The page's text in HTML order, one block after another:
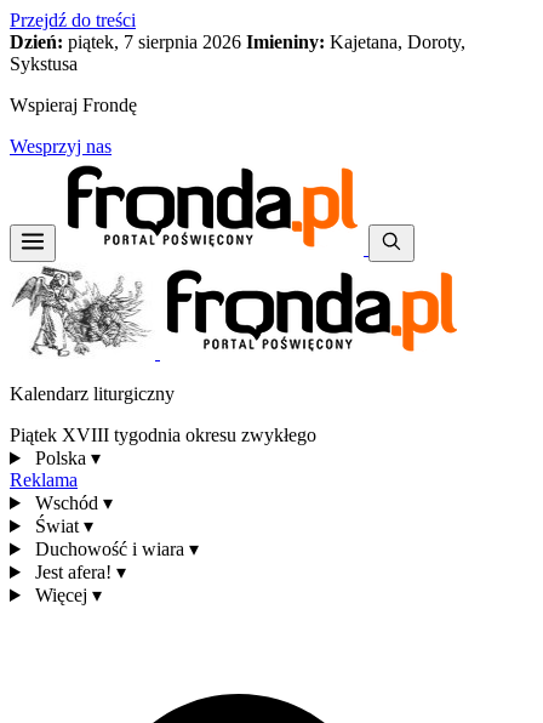
Przejdź do treści
Dzień: piątek, 7 sierpnia 2026 Imieniny: Kajetana, Doroty,
Sykstusa
Wspieraj Frondę
Wesprzyj nas
Kalendarz liturgiczny
Piątek XVIII tygodnia okresu zwykłego
Polska ▾
Reklama
Wschód ▾
Świat ▾
Duchowość i wiara ▾
Jest afera! ▾
Więcej ▾